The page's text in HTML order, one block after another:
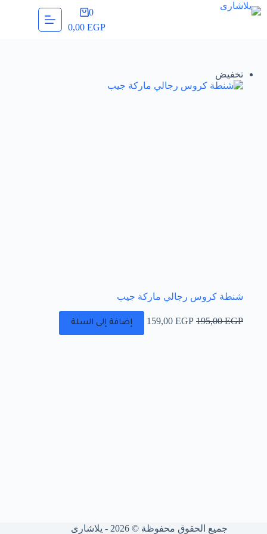
التجاوز
إلى
عربة
التسوق
0,00 EGP
0
تخفيض
شنطة كروس رجالي ماركة جيب
195,00EGP
السعر
الأصلي
159,00 EGP
السعر
الحاليإضافة إلى السلة
جميع الحقوق محفوظة © 2026 - يلاشارى